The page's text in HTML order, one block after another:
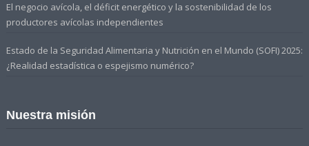
El negocio avícola, el déficit energético y la sostenibilidad de los
productores avícolas independientes
Estado de la Seguridad Alimentaria y Nutrición en el Mundo (SOFI) 2025:
¿Realidad estadística o espejismo numérico?
Nuestra misión